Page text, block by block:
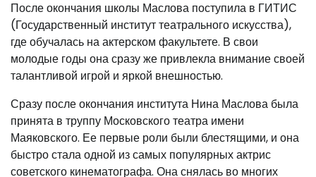
После окончания школы Маслова поступила в ГИТИС
(Государственный институт театрального искусства),
где обучалась на актерском факультете. В свои
молодые годы она сразу же привлекла внимание своей
талантливой игрой и яркой внешностью.
Сразу после окончания института Нина Маслова была
принята в труппу Московского театра имени
Маяковского. Ее первые роли были блестящими, и она
быстро стала одной из самых популярных актрис
советского кинематографа. Она снялась во многих